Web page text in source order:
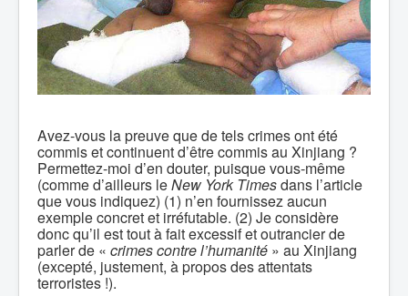
Avez-vous la preuve que de tels crimes ont été
commis et continuent d’être commis au Xinjiang ?
Permettez-moi d’en douter, puisque vous-même
(comme d’ailleurs leNew York Timesdans l’article
que vous indiquez) (1) n’en fournissez aucun
exemple concret et irréfutable. (2) Je considère
donc qu’il est tout à fait excessif et outrancier de
parler de « crimes contre l’humanité » au Xinjiang
(excepté, justement, à propos des attentats
terroristes !).